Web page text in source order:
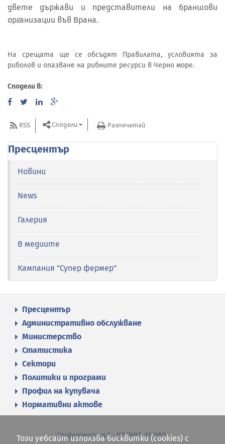
двете държави и представители на браншови
организации във Врана.
На срещата ще се обсъдят Правилата, условията за
риболов и опазване на рибните ресурси в Черно море.
Сподели в:
RSS Сподели Разпечатай
Пресцентър
Новини
News
Галерия
В медиите
Кампания "Супер фермер"
Пресцентър
Административно обслужване
Министерство
Статистика
Сектори
Политики и програми
Профил на купувача
Нормативни актове
Информация 02/985 11 383
Този уебсайт използва бисквитки (cookies) с